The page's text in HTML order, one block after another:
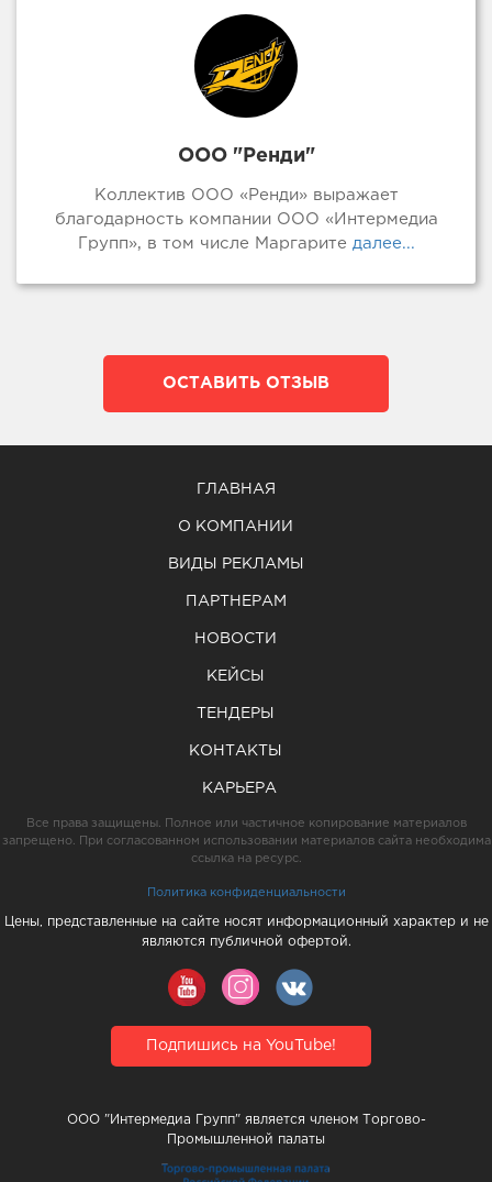
ООО "Ренди"
Коллектив ООО «Ренди» выражает
благодарность компании ООО «Интермедиа
Групп», в том числе Маргарите далее...
ОСТАВИТЬ ОТЗЫВ
ГЛАВНАЯ
О КОМПАНИИ
ВИДЫ РЕКЛАМЫ
ПАРТНЕРАМ
НОВОСТИ
КЕЙСЫ
ТЕНДЕРЫ
КОНТАКТЫ
КАРЬЕРА
Все права защищены. Полное или частичное копирование материалов
запрещено. При согласованном использовании материалов сайта необходима
ссылка на ресурс.
Политика конфиденциальности
Цены, представленные на сайте носят информационный характер и не
являются публичной офертой.
Подпишись на YouTube!
ООО "Интермедиа Групп" является членом Торгово-
Промышленной палаты